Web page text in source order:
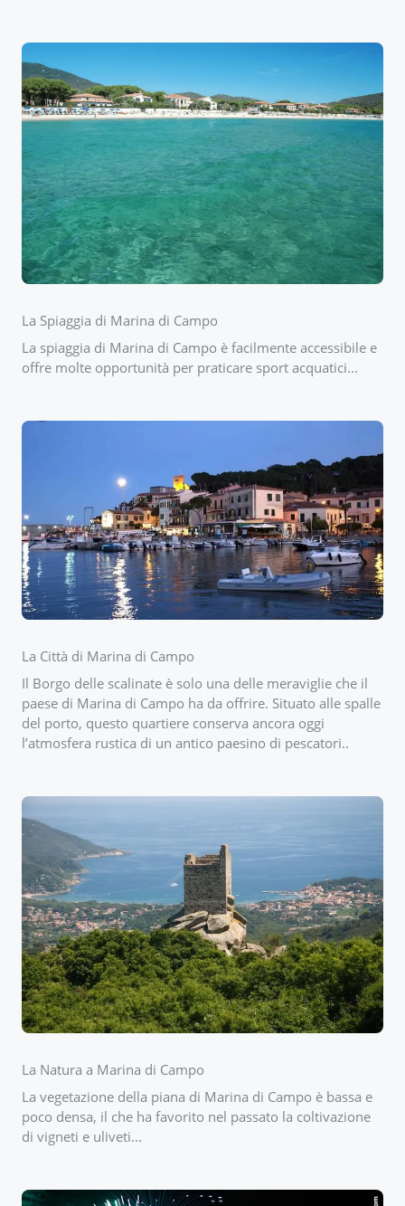
La Spiaggia di Marina di Campo
La spiaggia di Marina di Campo è facilmente accessibile e
offre molte opportunità per praticare sport acquatici...
La Città di Marina di Campo
Il Borgo delle scalinate è solo una delle meraviglie che il
paese di Marina di Campo ha da offrire. Situato alle spalle
del porto, questo quartiere conserva ancora oggi
l’atmosfera rustica di un antico paesino di pescatori..
La Natura a Marina di Campo
La vegetazione della piana di Marina di Campo è bassa e
poco densa, il che ha favorito nel passato la coltivazione
di vigneti e uliveti...